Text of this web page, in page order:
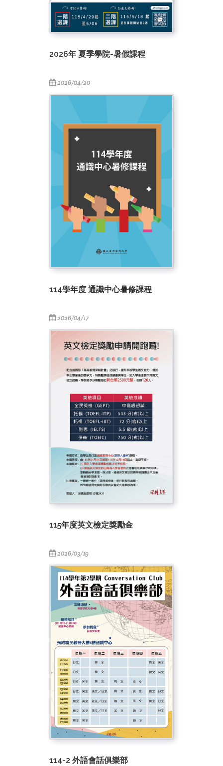
2026年 夏季學院-暑假課程
2026/04/20
114學年度 通識中心暑修課程
2026/04/17
115年度英文檢定獎勵金
2026/03/19
114-2 外語會話俱樂部